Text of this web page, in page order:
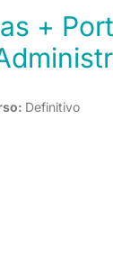
Definitivo